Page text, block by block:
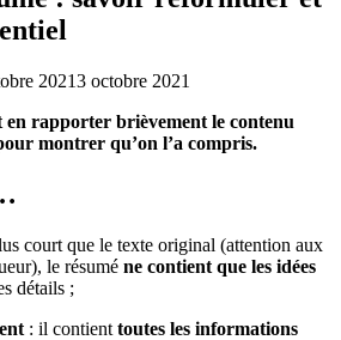
20213 octobre 2021
en rapporter brièvement le contenu
montrer qu’on l’a compris.
court que le texte original (attention aux
le résumé ne contient que les idées
détails ;
: il contient toutes les informations